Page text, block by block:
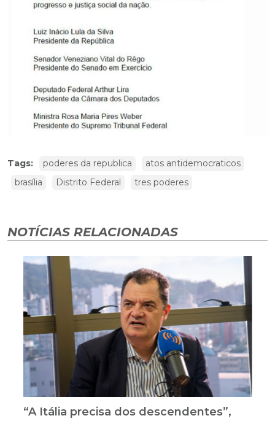
Tags: poderes da republica
atos antidemocraticos
brasília
Distrito Federal tres poderes
NOTÍCIAS RELACIONADAS
“A Itália precisa dos descendentes”,